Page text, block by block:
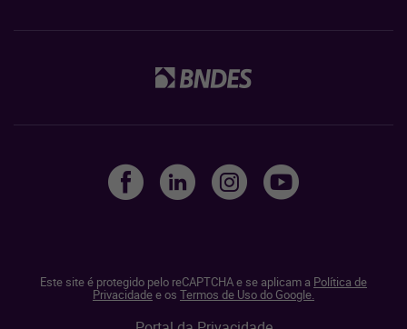
Este site é protegido pelo reCAPTCHA e se aplicam a Política de
Privacidadee os Termos de Uso do Google.